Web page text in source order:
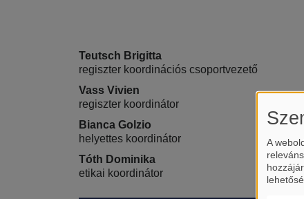
Teutsch Brigitta
regiszter koordinációs csoportvezető
Vass Vivien
regiszter koordinátor
Bianca Golzio
helyettes koordinátor
Tóth Dominika
etikai koordinátor
A